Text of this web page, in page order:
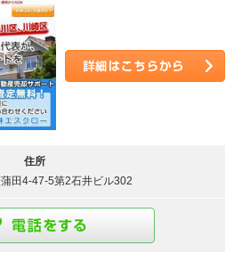
住所
田4-47-5第2石井ビル302